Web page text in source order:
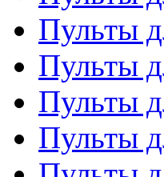
Пульты
Пульты
Пульты
Пульты